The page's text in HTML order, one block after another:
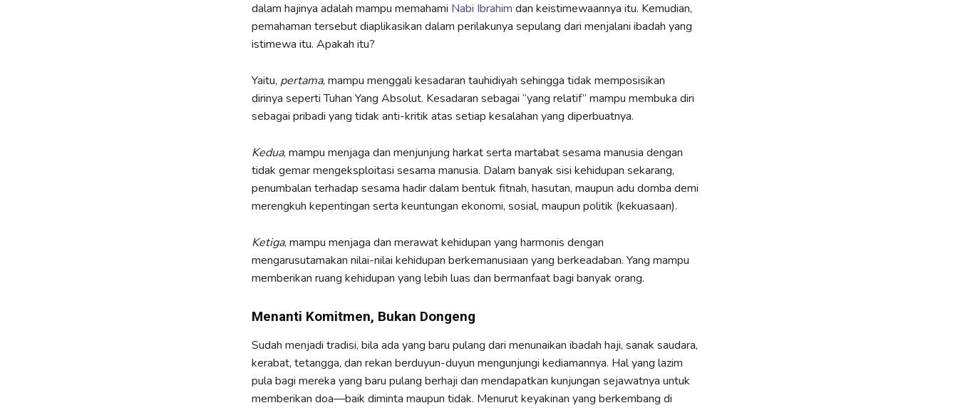
dalam hajinya adalah mampu memahami Nabi Ibrahim dan keistimewaannya itu. Kemudian,
pemahaman tersebut diaplikasikan dalam perilakunya sepulang dari menjalani ibadah yang
istimewa itu. Apakah itu?
Yaitu, pertama, mampu menggali kesadaran tauhidiyah sehingga tidak memposisikan
dirinya seperti Tuhan Yang Absolut. Kesadaran sebagai “yang relatif” mampu membuka diri
sebagai pribadi yang tidak anti-kritik atas setiap kesalahan yang diperbuatnya.
Kedua, mampu menjaga dan menjunjung harkat serta martabat sesama manusia dengan
tidak gemar mengeksploitasi sesama manusia. Dalam banyak sisi kehidupan sekarang,
penumbalan terhadap sesama hadir dalam bentuk fitnah, hasutan, maupun adu domba demi
merengkuh kepentingan serta keuntungan ekonomi, sosial, maupun politik (kekuasaan).
Ketiga, mampu menjaga dan merawat kehidupan yang harmonis dengan
mengarusutamakan nilai-nilai kehidupan berkemanusiaan yang berkeadaban. Yang mampu
memberikan ruang kehidupan yang lebih luas dan bermanfaat bagi banyak orang.
Menanti Komitmen, Bukan Dongeng
Sudah menjadi tradisi, bila ada yang baru pulang dari menunaikan ibadah haji, sanak saudara,
kerabat, tetangga, dan rekan berduyun-duyun mengunjungi kediamannya. Hal yang lazim
pula bagi mereka yang baru pulang berhaji dan mendapatkan kunjungan sejawatnya untuk
memberikan doa—baik diminta maupun tidak. Menurut keyakinan yang berkembang di